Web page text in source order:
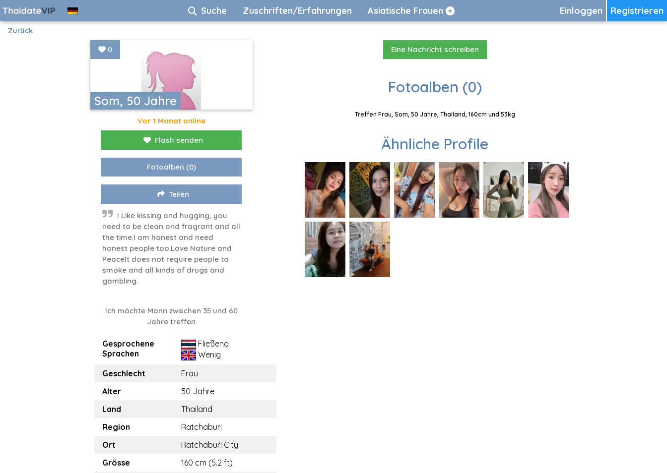
Registrieren
Einloggen
Suche Zuschriften/Erfahrungen Asiatische Frauen
Zurück
Som, 50 Jahre
0
Vor 1 Monat online
Flash senden
Fotoalben (0)
Teilen
I​ Like kissing and hugging, you
need to be clean and fragrant and all
the time.I am honest and need
honest people too.Love Nature and
PeaceIt does not require people to
smoke and all kinds of drugs and
gambling.
Ich möchte Mann zwischen 35 und 60
Jahre treffen
Gesprochene
Sprachen
Fließend
Wenig
Geschlecht
Frau
Alter
50 Jahre
Land
Thailand
Region
Ratchaburi
Ort
Ratchaburi City
Grösse
160 cm (5.2 ft)
Eine Nachricht schreiben
Fotoalben (0)
Treffen Frau, Som, 50 Jahre, Thailand, 160cm und 53kg
Ähnliche Profile